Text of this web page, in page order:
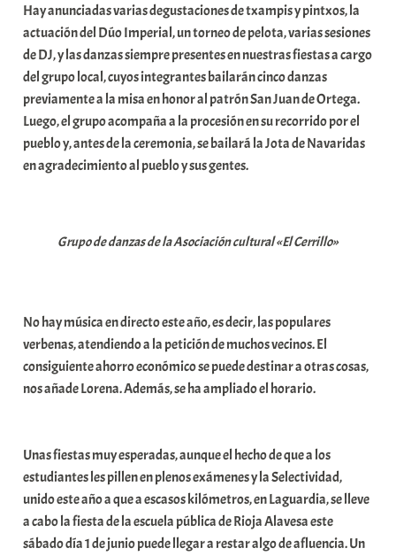
Hay anunciadas varias degustaciones de txampis y pintxos, la
actuación del Dúo Imperial, un torneo de pelota, varias sesiones
de DJ, y las danzas siempre presentes en nuestras fiestas a cargo
del grupo local, cuyos integrantes bailarán cinco danzas
previamente a la misa en honor al patrón San Juan de Ortega.
Luego, el grupo acompaña a la procesión en su recorrido por el
pueblo y, antes de la ceremonia, se bailará la Jota de Navaridas
en agradecimiento al pueblo y sus gentes.
Grupo de danzas de la Asociación cultural «El Cerrillo»
No hay música en directo este año, es decir, las populares
verbenas, atendiendo a la petición de muchos vecinos. El
consiguiente ahorro económico se puede destinar a otras cosas,
nos añade Lorena. Además, se ha ampliado el horario.
Unas fiestas muy esperadas, aunque el hecho de que a los
estudiantes les pillen en plenos exámenes y la Selectividad,
unido este año a que a escasos kilómetros, en Laguardia, se lleve
a cabo la fiesta de la escuela pública de Rioja Alavesa este
sábado día 1 de junio puede llegar a restar algo de afluencia. Un